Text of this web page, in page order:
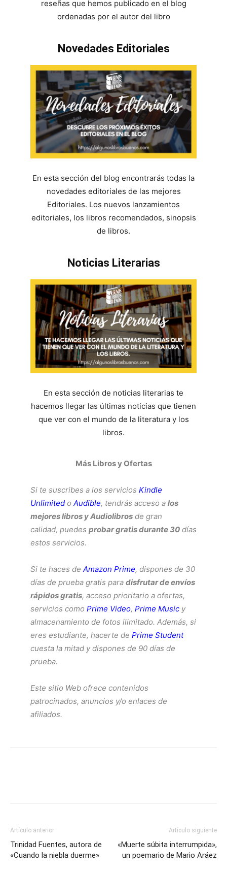
reseñas que hemos publicado en el blog
ordenadas por el autor del libro
Novedades Editoriales
En esta sección del blog encontrarás todas la
novedades editoriales de las mejores
Editoriales. Los nuevos lanzamientos
editoriales, los libros recomendados, sinopsis
de libros.
Noticias Literarias
En esta sección de noticias literarias te
hacemos llegar las últimas noticias que tienen
que ver con el mundo de la literatura y los
libros.
Más Libros y Ofertas
Si te suscribes a los servicios Kindle
Unlimited o Audible, tendrás acceso a los
mejores libros y Audiolibros de gran
calidad, puedes probar gratis durante 30 días
estos servicios.
Si te haces de Amazon Prime, dispones de 30
días de prueba gratis para disfrutar de envíos
rápidos gratis, acceso prioritario a ofertas,
servicios como Prime Video, Prime Music y
almacenamiento de fotos ilimitado. Además, si
eres estudiante, hacerte de Prime Student
cuesta la mitad y dispones de 90 días de
prueba.
Este sitio Web ofrece contenidos
patrocinados, anuncios y/o enlaces de
afiliados.
Artículo anterior
Trinidad Fuentes, autora de
«Cuando la niebla duerme»
Artículo siguiente
«Muerte súbita interrumpida»,
un poemario de Mario Aráez